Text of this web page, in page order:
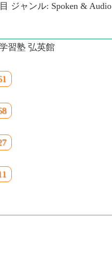
ジャンル: Spoken & Audio
習塾 弘英館